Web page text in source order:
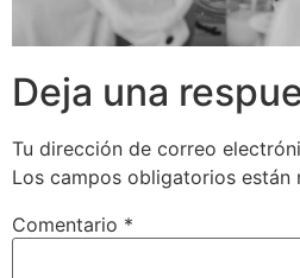
Deja una
Tu dirección de correo
Los campos obligatorios están
Comentario *